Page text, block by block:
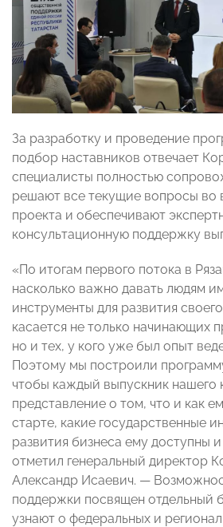
За разработку и проведение
подбор наставников отвечает
специалисты полностью
решают все текущие вопросы во
проекта и обеспечивают
консультационную поддержку
«По итогам первого потока в
насколько важно давать людям
инструменты для развития
касается не только начинающих
но и тех, у кого уже был опыт
Поэтому мы построили
чтобы каждый выпускник нашего
представление о том, что и как
старте, какие государственные
развития бизнеса ему доступны
отметил генеральный директор
Александр Исаевич. —
поддержки посвящен отдельный
узнают о федеральных и